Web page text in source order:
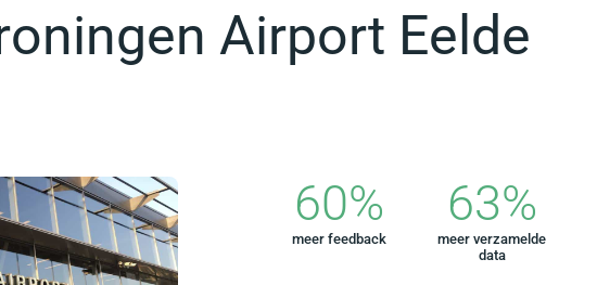
Airport Eelde
60%
meer feedback
63%
meer verzamelde
data